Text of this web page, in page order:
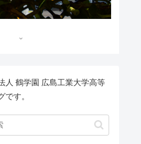
人 鶴学園 広島工業大学高等
です。